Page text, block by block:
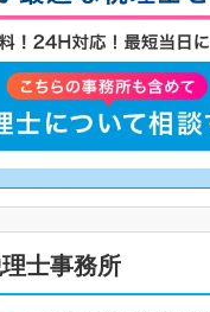
士事務所